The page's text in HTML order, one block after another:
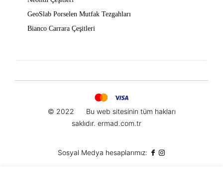
GeoSlab Porselen Mutfak Tezgahları
Bianco Carrara Çeşitleri
© 2022 Bu web sitesinin tüm hakları
saklıdır. ermad.com.tr
Sosyal Medya hesaplarımız: